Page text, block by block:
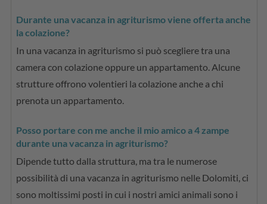
Durante una vacanza in agriturismo viene offerta anche
la colazione?
In una vacanza in agriturismo si può scegliere tra una
camera con colazione oppure un appartamento. Alcune
strutture offrono volentieri la colazione anche a chi
prenota un appartamento.
Posso portare con me anche il mio amico a 4 zampe
durante una vacanza in agriturismo?
Dipende tutto dalla struttura, ma tra le numerose
possibilità di una vacanza in agriturismo nelle Dolomiti, ci
sono moltissimi posti in cui i nostri amici animali sono i